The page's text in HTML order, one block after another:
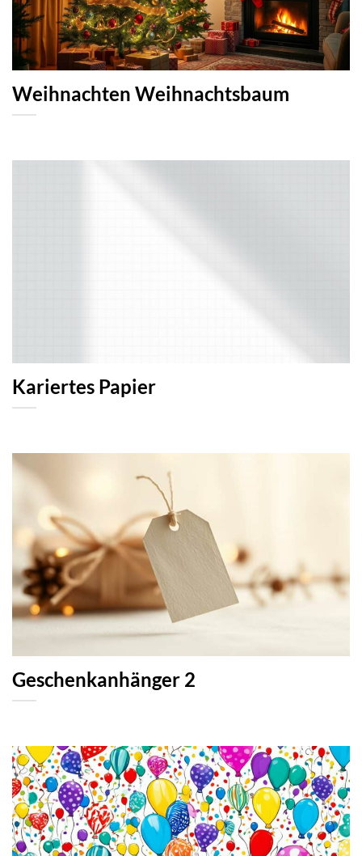
Weihnachten Weihnachtsbaum
Kariertes Papier
Geschenkanhänger 2